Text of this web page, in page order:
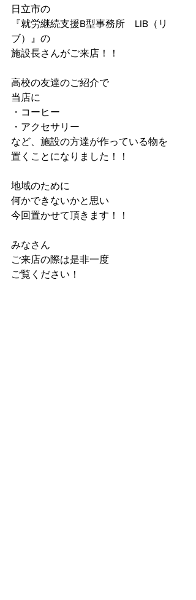
日立市の
『就労継続支援B型事務所　LIB（リ
ブ）』の
施設長さんがご来店！！
高校の友達のご紹介で
当店に
・コーヒー
・アクセサリー
など、施設の方達が作っている物を
置くことになりました！！
地域のために
何かできないかと思い
今回置かせて頂きます！！
みなさん
ご来店の際は是非一度
ご覧ください！